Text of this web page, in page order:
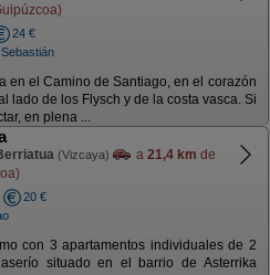
24 €
en el Camino de Santiago, en el corazón
lado de los Flysch y de la costa vasca. Si
en plena ...
(Vizcaya) a 21,4 km de
20 €
con 3 apartamentos individuales de 2
situado en el barrio de Asterrika